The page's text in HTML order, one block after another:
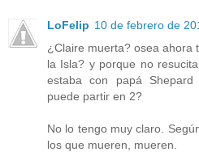
LoFelip 10 de febrero de
¿Claire muerta? osea ahora
la Isla? y porque no
estaba con papá
puede partir en 2?
No lo tengo muy claro.
los que mueren, mueren.